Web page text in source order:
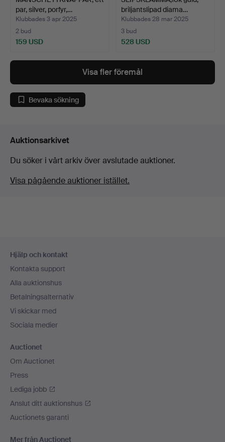
par, silver, porfyr,…
Klubbades 3 apr 2025
2 bud
159 USD
briljantslipad diama…
Klubbades 28 mar 2025
3 bud
528 USD
Visa fler föremål
Bevaka sökning
Auktionsarkivet
Du söker i vårt arkiv över avslutade auktioner.
Visa pågående auktioner istället.
Hjälp och kontakt
Kontakta support
Alla auktionshus
Betalningsalternativ
Vi skickar med
Sociala medier
Auctionet
Om Auctionet
Press
Lediga jobb
Anslut ditt auktionshus
Auctionets garanti
Mer från Auctionet